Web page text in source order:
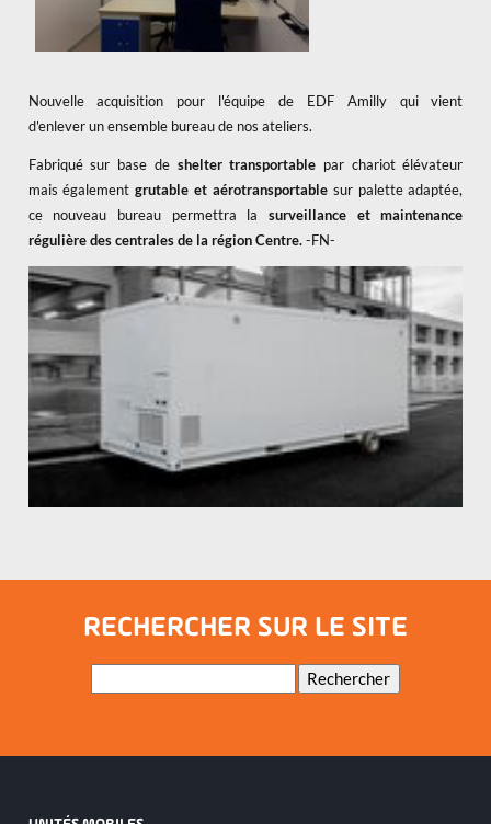
Nouvelle acquisition pour l'équipe de EDF Amilly qui vient
d'enlever un ensemble bureau de nos ateliers.
Fabriqué sur base de shelter transportable par chariot élévateur
mais égalementgrutable et aérotransportablesur palette adaptée,
ce nouveau bureau permettra lasurveillance et maintenance
régulière des centrales de la région Centre.-FN-
RECHERCHER SUR LE SITE
Mots-
Rechercher